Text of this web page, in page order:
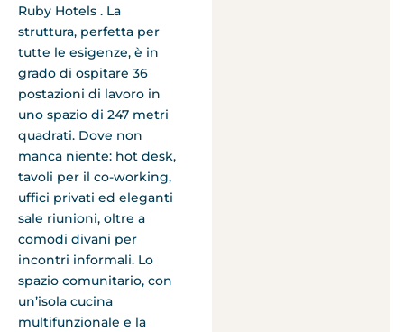
Ruby Hotels . La
struttura, perfetta per
tutte le esigenze, è in
grado di ospitare 36
postazioni di lavoro in
uno spazio di 247 metri
quadrati. Dove non
manca niente: hot desk,
tavoli per il co-working,
uffici privati ed eleganti
sale riunioni, oltre a
comodi divani per
incontri informali. Lo
spazio comunitario, con
un’isola cucina
multifunzionale e la